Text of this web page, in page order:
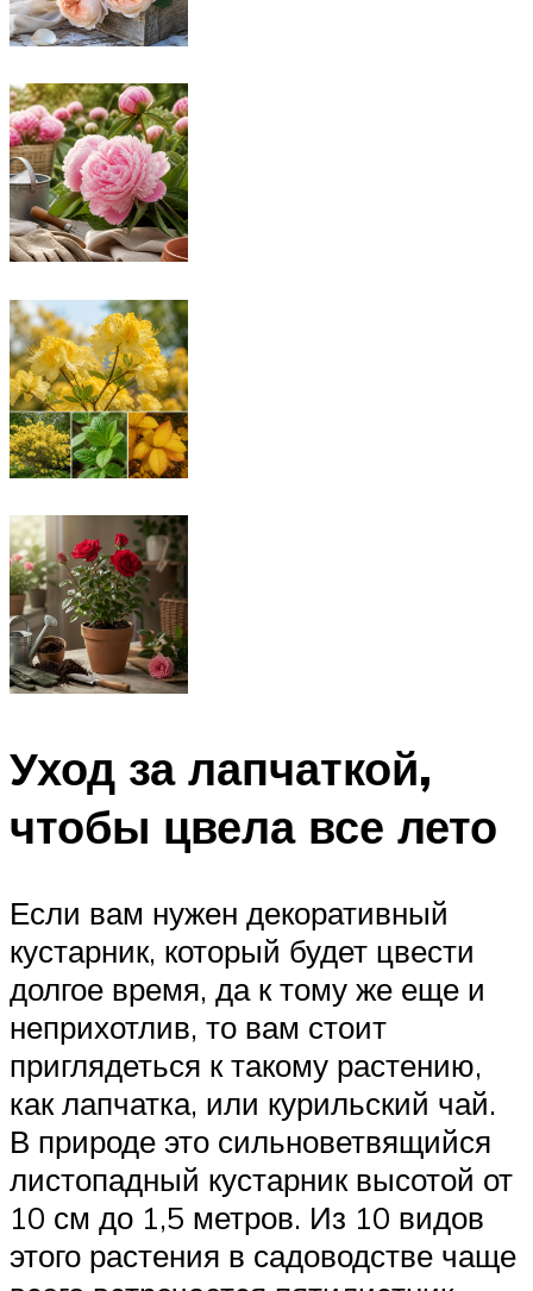
Уход за лапчаткой,
чтобы цвела все лето
Если вам нужен декоративный
кустарник, который будет цвести
долгое время, да к тому же еще и
неприхотлив, то вам стоит
приглядеться к такому растению,
как лапчатка, или курильский чай.
В природе это сильноветвящийся
листопадный кустарник высотой от
10 см до 1,5 метров. Из 10 видов
этого растения в садоводстве чаще